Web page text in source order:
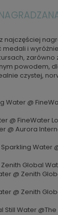
najczęściej
i
zarówno
powodem,
czystej,
Water @
@ FineWater
@ Aurora
Water
Global
@ Zenith
@ Zenith
Still Water